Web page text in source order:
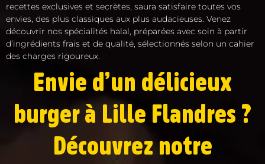
recettes exclusives et secrètes, saura satisfaire toutes vos
envies, des plus classiques aux plus audacieuses. Venez
découvrir nos spécialités halal, préparées avec soin à partir
d’ingrédients frais et de qualité, sélectionnés selon un cahier
des charges rigoureux.
Envie d’un délicieux
burger à Lille Flandres ?
Découvrez notre